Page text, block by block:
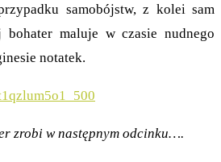
samobójstw, z kolei sam
bohater maluje w czasie nudnego
notatek.
zrobi w następnym odcinku….